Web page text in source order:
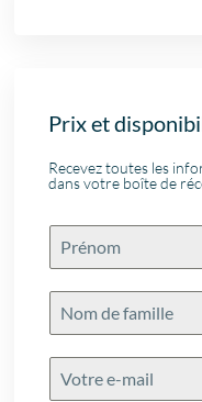
Prix et
Recevez toutes les
dans votre boîte de